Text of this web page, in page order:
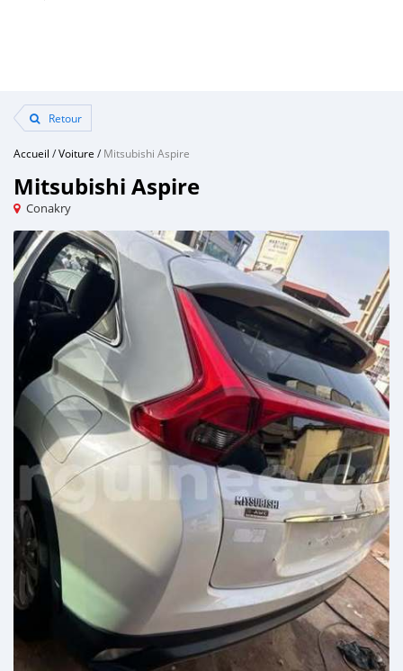
Retour
Accueil /Voiture /Mitsubishi Aspire
Mitsubishi Aspire
Conakry